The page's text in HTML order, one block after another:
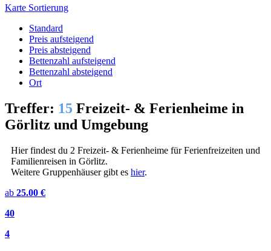
Karte Sortierung
Standard
Preis aufsteigend
Preis absteigend
Bettenzahl aufsteigend
Bettenzahl absteigend
Ort
Treffer: 15 Freizeit- & Ferienheime in
Görlitz und Umgebung
Hier findest du 2 Freizeit- & Ferienheime für Ferienfreizeiten und
Familienreisen in Görlitz.
Weitere Gruppenhäuser gibt es hier.
ab 25.00 €
40
4